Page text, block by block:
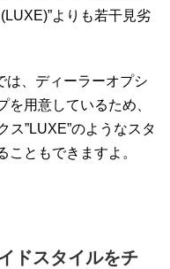
よりも若干見劣
は、ディーラーオプシ
を用意しているため、
ス”LUXE”のようなスタ
こともできますよ。
ドスタイルをチ